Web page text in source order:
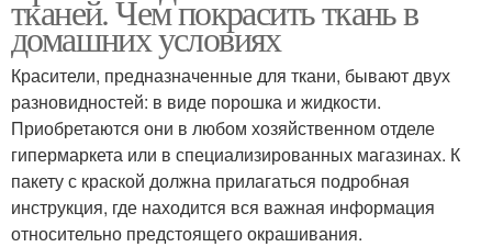
тканей. Чем покрасить ткань в
домашних условиях
Красители, предназначенные для ткани, бывают двух
разновидностей: в виде порошка и жидкости.
Приобретаются они в любом хозяйственном отделе
гипермаркета или в специализированных магазинах. К
пакету с краской должна прилагаться подробная
инструкция, где находится вся важная информация
относительно предстоящего окрашивания.